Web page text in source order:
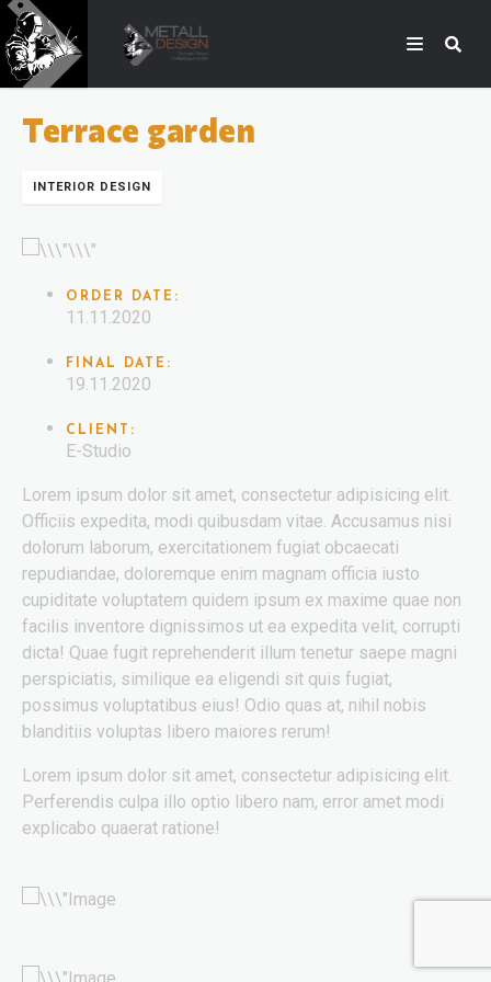
Terrace garden
INTERIOR DESIGN
ORDER DATE:
11.11.2020
FINAL DATE:
19.11.2020
CLIENT:
E-Studio
Lorem ipsum dolor sit amet, consectetur adipisicing elit.
Officiis expedita, modi quibusdam vitae. Accusamus nisi
dolorum laborum, exercitationem fugiat obcaecati
repudiandae, doloremque enim magnam officia iusto
cupiditate voluptatem quidem ipsum ex maxime quae non
facilis inventore dignissimos ut ea expedita velit, corrupti
dicta! Quae fugit reprehenderit illum tenetur saepe magni
perspiciatis, similique ea eligendi sit quis fugiat,
possimus voluptatibus eius! Odio quas at, nihil nobis
blanditiis voluptas libero maiores rerum!
Lorem ipsum dolor sit amet, consectetur adipisicing elit.
Perferendis culpa illo optio libero nam, error amet modi
explicabo quaerat ratione!